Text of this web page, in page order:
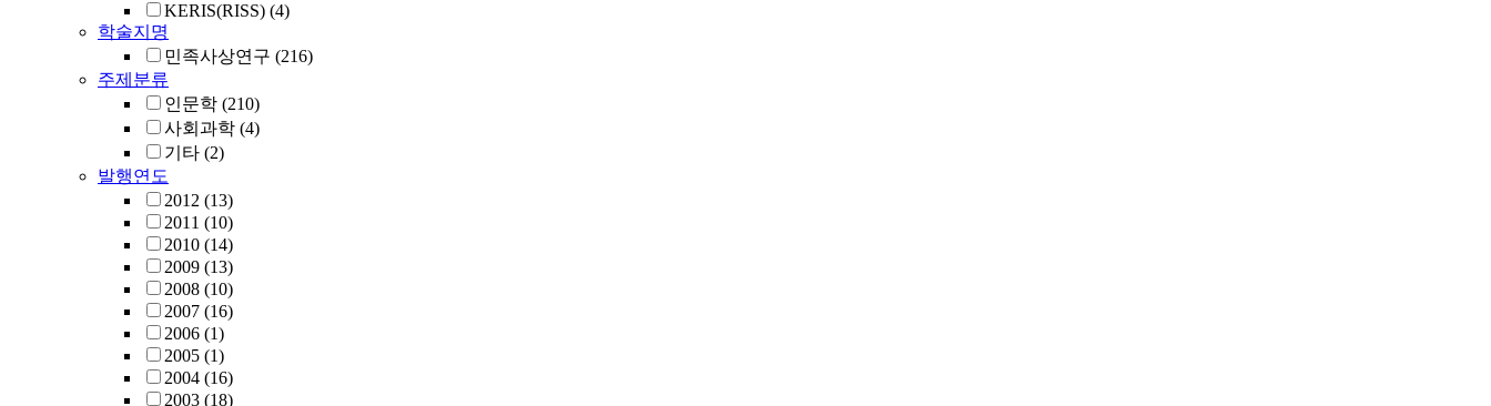
KERIS(RISS) (4)
학술지명
민족사상연구 (216)
주제분류
인문학 (210)
사회과학 (4)
기타 (2)
발행연도
2012 (13)
2011 (10)
2010 (14)
2009 (13)
2008 (10)
2007 (16)
2006 (1)
2005 (1)
2004 (16)
2003 (18)